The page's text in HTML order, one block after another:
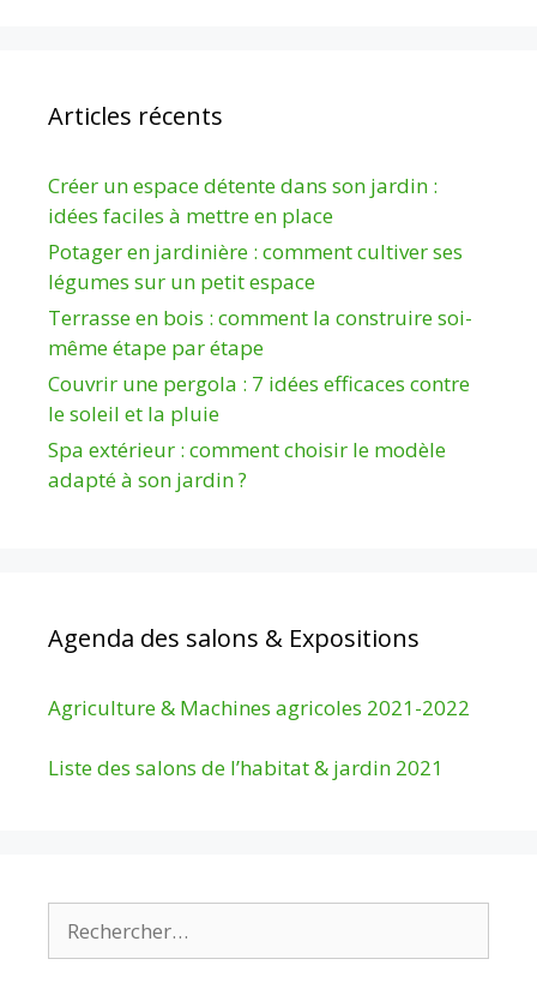
Articles récents
Créer un espace détente dans son jardin :
idées faciles à mettre en place
Potager en jardinière : comment cultiver ses
légumes sur un petit espace
Terrasse en bois : comment la construire soi-
même étape par étape
Couvrir une pergola : 7 idées efficaces contre
le soleil et la pluie
Spa extérieur : comment choisir le modèle
adapté à son jardin ?
Agenda des salons & Expositions
Agriculture & Machines agricoles 2021-2022
Liste des salons de l’habitat & jardin 2021